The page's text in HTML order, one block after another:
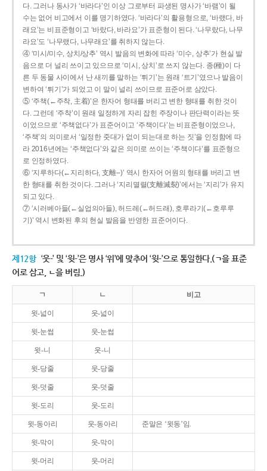
다. 그러나 동사가 ‘바라다’인 이상 그로부터 파생된 명사가 ‘바램’이 될
수는 없어 비고에서 이를 명기하였다. ‘바라다’의 활용형으로, ‘바랬다, 바
래요’는 비표준형이고 ‘바랐다, 바라요’가 표준형이 된다. ‘나무랐다, 나무
라요’도 ‘나무랬다, 나무래요’를 취하지 않는다.
④ ‘미시/미수, 상치/상추’ 역시 발음의 변화에 따라 ‘미수, 상추’가 현실 발
음으로 더 널리 쓰이고 있으므로 ‘미시, 상치’로 쓰지 않는다. 종(種)이 다
른 두 동물 사이에서 난 새끼를 말하는 ‘튀기’는 원래 ‘트기’였으나 발음이
변하여 ‘튀기’가 되었고 이 말이 널리 쓰이므로 표준어로 삼았다.
⑤ ‘주책(←주착, 主着)’은 한자어 형태를 버리고 변한 형태를 취한 것이
다. 그런데 ‘주착’이 원래 일정하게 자리 잡힌 주장이나 판단력이라는 뜻
이었으므로 ‘주책없다’가 표준어이고 ‘주책이다’는 비표준형이었으나,
‘주책’의 의미로서 ‘일정한 줏대가 없이 되는대로 하는 짓’을 인정함에 따
라 2016년에는 ‘주책없다’와 같은 의미로 쓰이는 ‘주책이다’를 표준형으
로 인정하였다.
⑥ ‘지루하다(←지리하다, 支離--)’ 역시 한자어 어원의 형태를 버리고 변
한 형태를 취한 것이다. 그러나 ‘지리멸렬(支離滅裂)’에서는 ‘지리’가 유지
되고 있다.
⑦ ‘시러베아들(←실업의아들), 허드레(←허드래), 호루라기(←호루루
기)’ 역시 변화된 후의 현실 발음을 반영한 표준어이다.
제12항 ‘웃-’ 및 ‘윗-’은 명사 ‘위’에 맞추어 ‘윗-’으로 통일한다.(ㄱ을 표준
어로 삼고, ㄴ을 버림.)
ㄱ ㄴ 비고
윗-넓이 웃-넓이
윗-눈썹 웃-눈썹
윗-니 웃-니
윗-당줄 웃-당줄
윗-덧줄 웃-덧줄
윗-도리 웃-도리
윗-동아리 웃-동아리 준말은 ‘윗동’임.
윗-막이 웃-막이
윗-머리 웃-머리